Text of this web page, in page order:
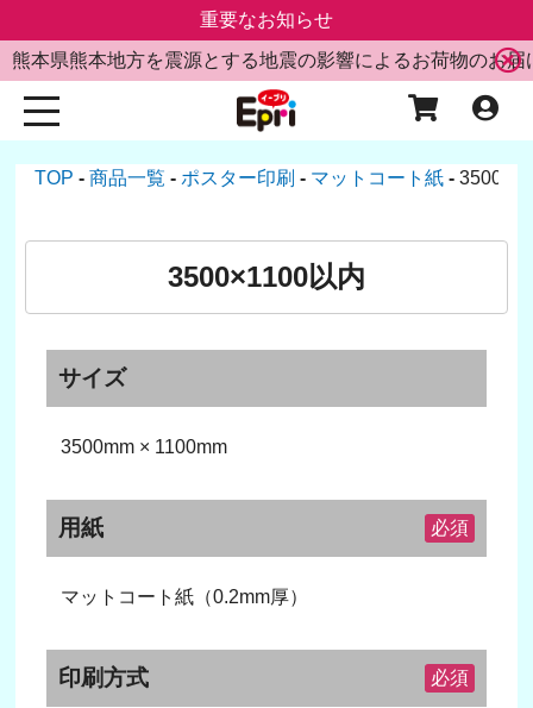
重要なお知らせ
熊本県熊本地方を震源とする地震の影響によるお荷物のお届
TOP 商品一覧 ポスター印刷 マットコート紙
3500×1100以内
サイズ
3500mm × 1100mm
用紙 必須
マットコート紙（0.2mm厚）
印刷方式 必須